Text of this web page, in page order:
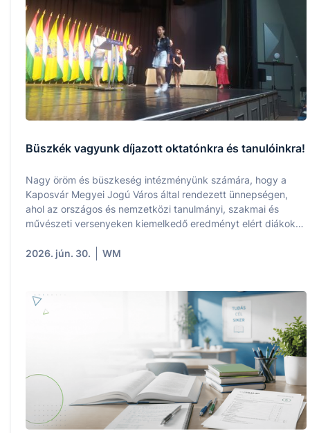
Büszkék vagyunk díjazott oktatónkra és tanulóinkra!
Nagy öröm és büszkeség intézményünk számára, hogy a
Kaposvár Megyei Jogú Város által rendezett ünnepségen,
ahol az országos és nemzetközi tanulmányi, szakmai és
művészeti versenyeken kiemelkedő eredményt elért diákokat
képviseltette magát a díjazottak között.
2026. jún. 30. WM